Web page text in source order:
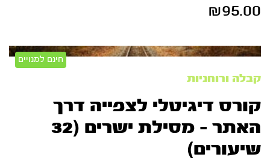
₪95.00
חינם למנויים
קבלה ורוחניות
קורס דיגיטלי לצפייה דרך
האתר – מסילת ישרים (32
שיעורים)